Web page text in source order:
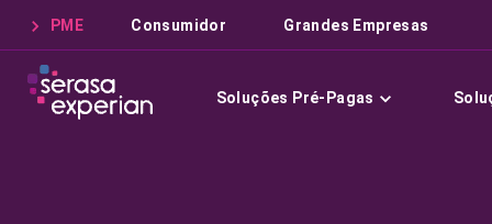
PME Consumidor Grandes Empresas
Soluções Pré-Pagas